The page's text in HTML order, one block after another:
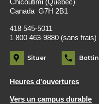
Chicoutimi (Québec)
Canada G7H 2B1
418 545-5011
1 800 463-9880 (sans frais)
Situer Bottin
Heures d'ouvertures
Vers un campus durable